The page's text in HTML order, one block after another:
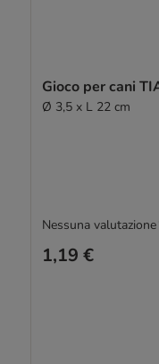
Gioco per cani
Ø 3,5 x L 22 cm
1,19 €
Nessuna valutazione